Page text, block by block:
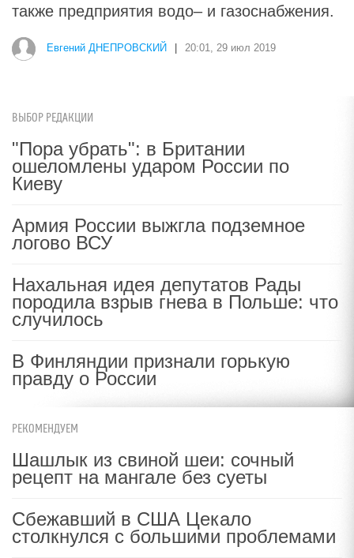
также предприятия водо– и газоснабжения.
Евгений ДНЕПРОВСКИЙ 20:01, 29 июл 2019
ВЫБОР РЕДАКЦИИ
"Пора убрать": в Британии
ошеломлены ударом России по
Киеву
Армия России выжгла подземное
логово ВСУ
Нахальная идея депутатов Рады
породила взрыв гнева в Польше: что
случилось
В Финляндии признали горькую
правду о России
РЕКОМЕНДУЕМ
Шашлык из свиной шеи: сочный
рецепт на мангале без суеты
Сбежавший в США Цекало
столкнулся с большими проблемами